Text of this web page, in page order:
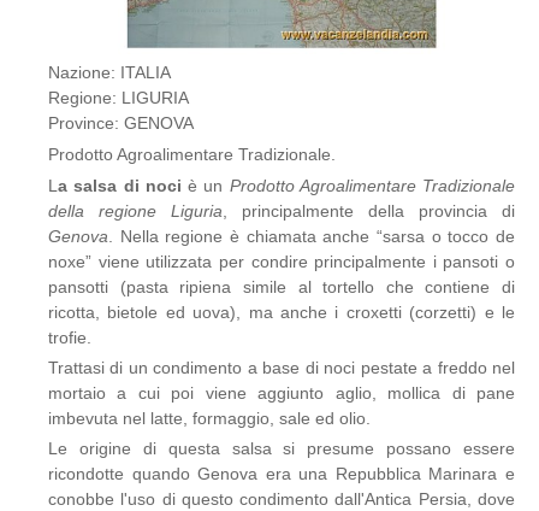
Nazione: ITALIA
Regione: LIGURIA
Province: GENOVA
Prodotto Agroalimentare Tradizionale.
L a salsa di noci è un Prodotto Agroalimentare Tradizionale
della regione Liguria , principalmente della provincia di
Genova . Nella regione è chiamata anche “sarsa o tocco de
noxe” viene utilizzata per condire principalmente i pansoti o
pansotti (pasta ripiena simile al tortello che contiene di
ricotta, bietole ed uova), ma anche i croxetti (corzetti) e le
trofie.
Trattasi di un condimento a base di noci pestate a freddo nel
mortaio a cui poi viene aggiunto aglio, mollica di pane
imbevuta nel latte, formaggio, sale ed olio.
Le origine di questa salsa si presume possano essere
ricondotte quando Genova era una Repubblica Marinara e
conobbe l'uso di questo condimento dall'Antica Persia, dove